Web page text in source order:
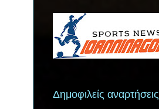
Δημοφιλείς αναρτήσεις